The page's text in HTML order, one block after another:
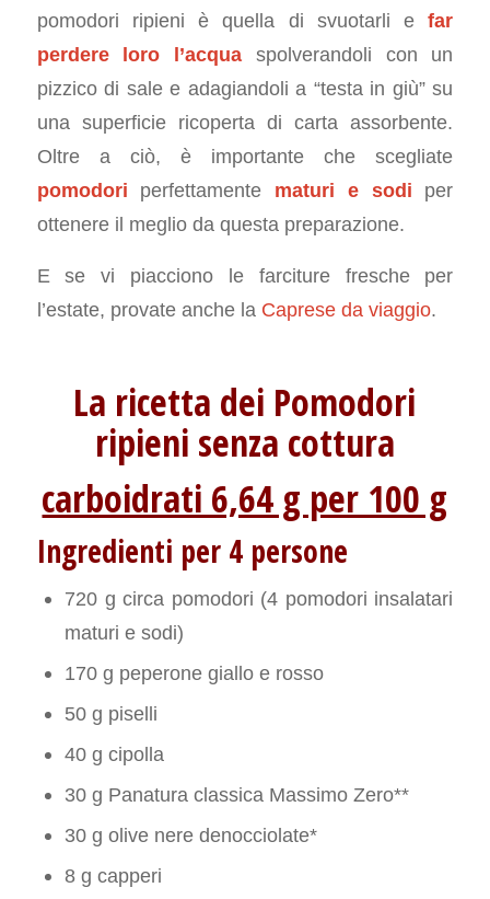
pomodori ripieni è quella di svuotarli efar
perdere loro l’acqua spolverandoli con un
pizzico di sale e adagiandoli a “testa in giù” su
una superficie ricoperta di carta assorbente.
Oltre a ciò, è importante che scegliate
pomodori perfettamente maturi e sodi per
ottenere il meglio da questa preparazione.
E se vi piacciono le farciture fresche per
l’estate, provate anche la Caprese da viaggio.
La ricetta dei Pomodori
ripieni senza cottura
carboidrati 6,64 g per 100 g
Ingredienti per 4 persone
720 g circa pomodori (4 pomodori insalatari
maturi e sodi)
170 g peperone giallo e rosso
50 g piselli
40 g cipolla
30 g Panatura classica Massimo Zero**
30 g olive nere denocciolate*
8 g capperi